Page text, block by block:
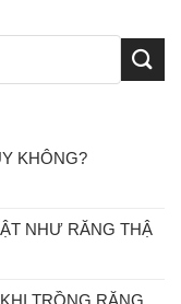
KHÔNG?
NHƯ RĂNG THẬ
TRỒNG RĂNG